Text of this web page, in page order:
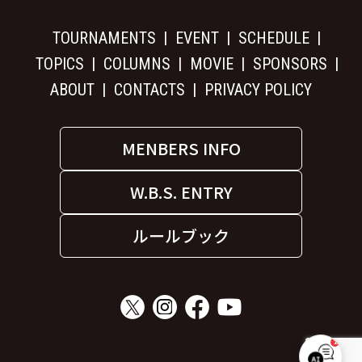
TOURNAMENTS EVENT
SCHEDULE
TOPICS
COLUMNS MOVIE
SPONSORS
ABOUT
CONTACTS PRIVACY POLICY
MENBERS INFO
W.B.S. ENTRY
ルールブック
1